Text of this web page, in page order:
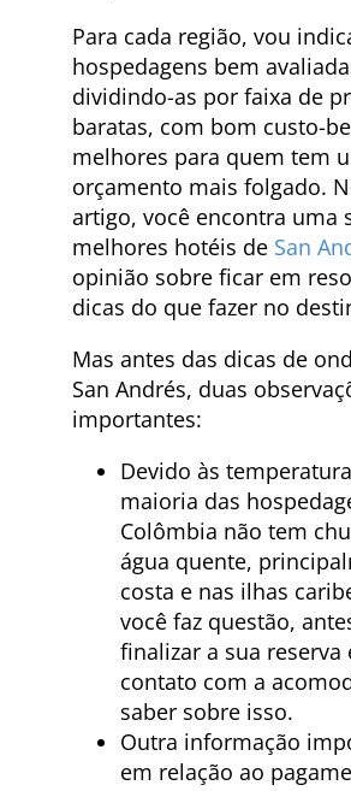
Para cada região, vou
hospedagens bem
dividindo-as por faixa de
baratas, com bom custo-
melhores para quem tem
orçamento mais folgado.
artigo, você encontra uma
melhores hotéis de San
opinião sobre ficar em
dicas do que fazer no
Mas antes das dicas de
San Andrés, duas
importantes:
Devido às
maioria das
Colômbia não tem
água quente,
costa e nas ilhas
você faz questão,
finalizar a sua reserva
contato com a
saber sobre isso.
Outra informação
em relação ao